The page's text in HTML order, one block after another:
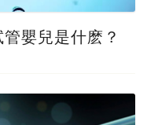
嬰兒是什麽？